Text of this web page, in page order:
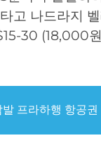
고 나드라지
30 (18,000
프라하행 항공권